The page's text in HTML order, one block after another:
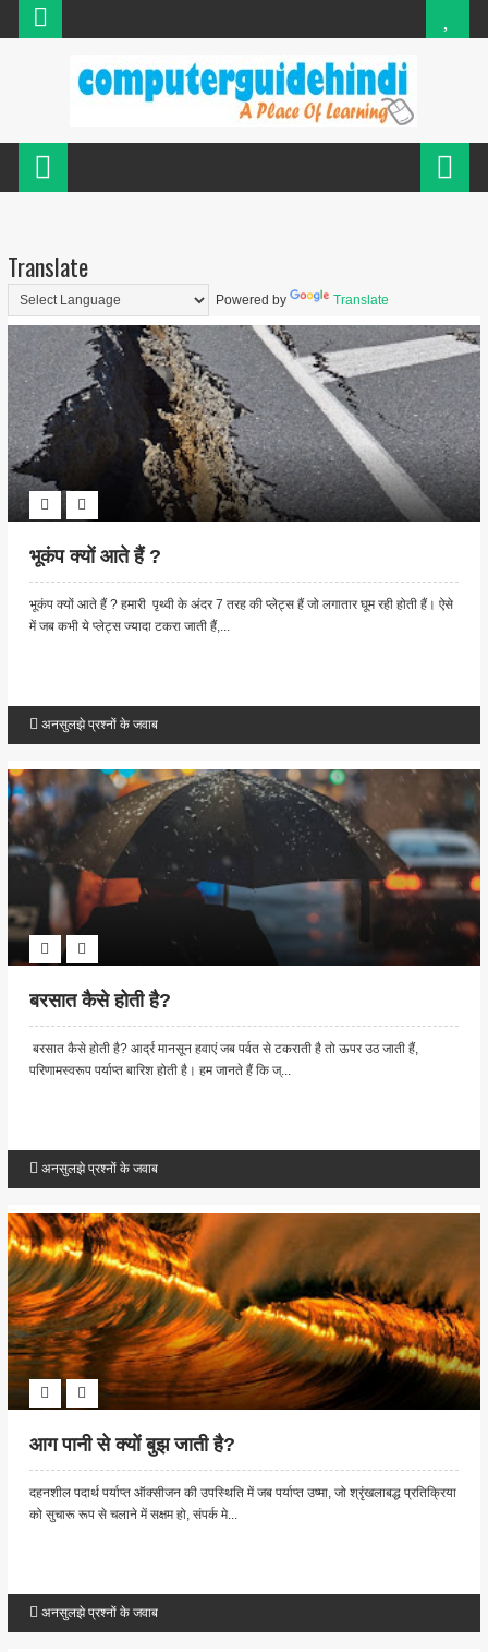
Translate
Powered by Translate
भूकंप क्यों आते हैं ?
भूकंप क्यों आते हैं ? हमारी पृथ्वी के अंदर 7 तरह की प्लेट्स हैं जो लगातार घूम रही होती हैं। ऐसे
में जब कभी ये प्लेट्स ज्यादा टकरा जाती हैं,...
अनसुलझे प्रश्नों के जवाब
बरसात कैसे होती है?
बरसात कैसे होती है? आर्द्र मानसून हवाएं जब पर्वत से टकराती है तो ऊपर उठ जाती हैं,
परिणामस्वरूप पर्याप्त बारिश होती है। हम जानते हैं कि ज्...
अनसुलझे प्रश्नों के जवाब
आग पानी से क्यों बुझ जाती है?
दहनशील पदार्थ पर्याप्त ऑक्सीजन की उपस्थिति में जब पर्याप्त उष्मा, जो श्रृंखलाबद्ध प्रतिक्रिया
को सुचारू रूप से चलाने में सक्षम हो, संपर्क मे...
अनसुलझे प्रश्नों के जवाब